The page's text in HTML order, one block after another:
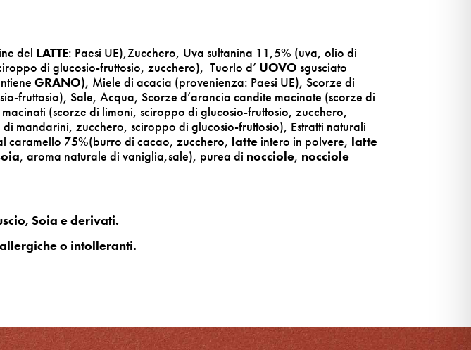
del LATTE: Paesi UE),Zucchero, Uva sultanina 11,5% (uva, olio di
di glucosio-fruttosio, zucchero), Tuorlo d’ UOVO sgusciato
GRANO), Miele di acacia (provenienza: Paesi UE), Scorze di
fruttosio), Sale, Acqua, Scorze d’arancia candite macinate (scorze di
(scorze di limoni, sciroppo di glucosio-fruttosio, zucchero,
mandarini, zucchero, sciroppo di glucosio-fruttosio), Estratti naturali
caramello 75%(burro di cacao, zucchero, latte intero in polvere, latte
, aroma naturale di vaniglia,sale), purea di nocciole, nocciole
Soia e derivati.
o intolleranti.